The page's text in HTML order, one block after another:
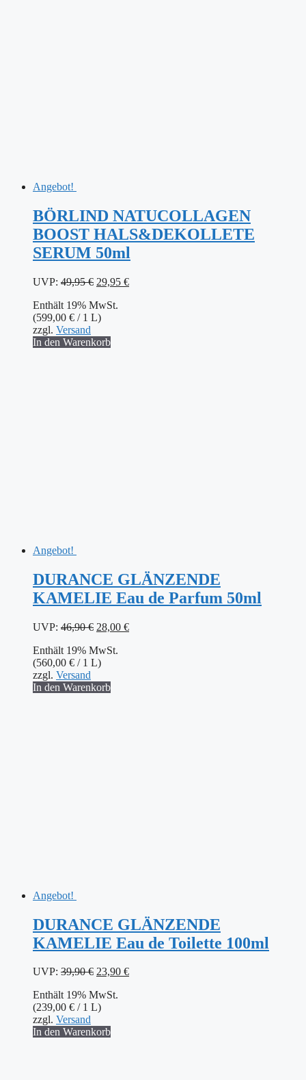
Angebot!
BÖRLIND NATUCOLLAGEN
BOOST HALS&DEKOLLETE
SERUM 50ml
UVP: 49,95€ Ursprünglicher
war:
49,95 €
29,95 €Aktueller
Enthält 19% MwSt.
(599,00 € / 1 L)
zzgl. Versand
In den Warenkorb
Angebot!
DURANCE GLÄNZENDE
KAMELIE Eau de Parfum 50ml
UVP: 46,90€ Ursprünglicher
war:
46,90 €
28,00 €Aktueller
Enthält 19% MwSt.
(560,00 € / 1 L)
zzgl. Versand
In den Warenkorb
Angebot!
DURANCE GLÄNZENDE
KAMELIE Eau de Toilette 100ml
UVP: 39,90€ Ursprünglicher
war:
39,90 €
23,90 €Aktueller
Enthält 19% MwSt.
(239,00 € / 1 L)
zzgl. Versand
In den Warenkorb